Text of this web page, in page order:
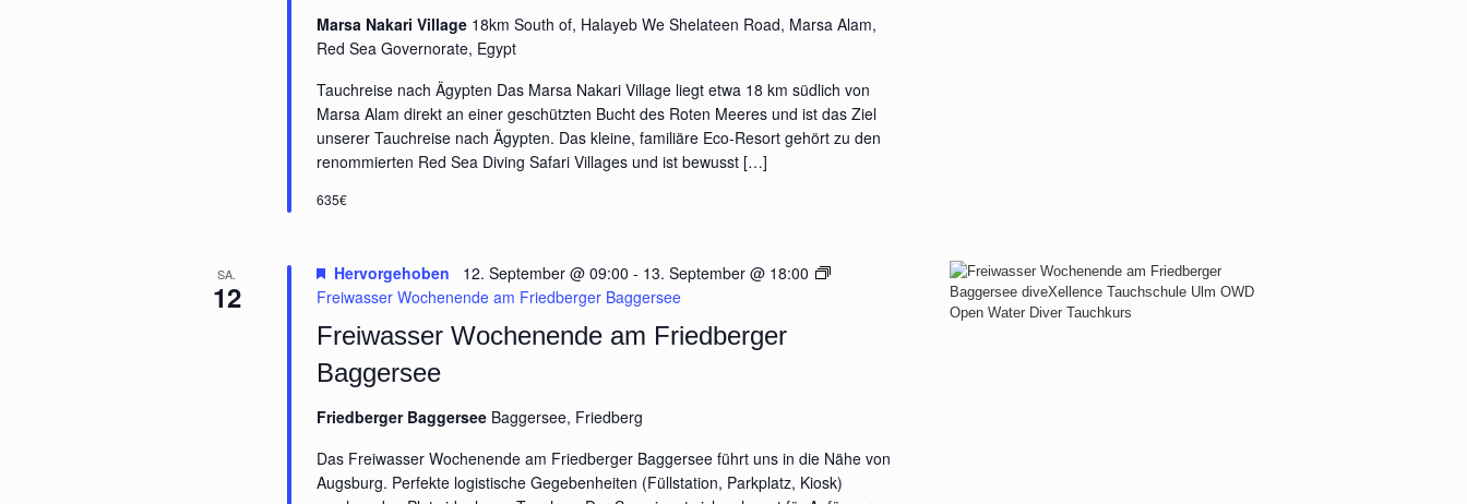
Marsa Nakari Village 18km South of, Halayeb We Shelateen Road, Marsa Alam,
Red Sea Governorate, Egypt
Tauchreise nach Ägypten Das Marsa Nakari Village liegt etwa 18 km südlich von
Marsa Alam direkt an einer geschützten Bucht des Roten Meeres und ist das Ziel
unserer Tauchreise nach Ägypten. Das kleine, familiäre Eco-Resort gehört zu den
renommierten Red Sea Diving Safari Villages und ist bewusst […]
635€
SA.
12
Freiwasser Wochenende am Friedberger
Baggersee
Hervorgehoben 12. September @ 09:00 - 13. September @ 18:00
Freiwasser Wochenende am Friedberger Baggersee
Friedberger Baggersee Baggersee, Friedberg
Das Freiwasser Wochenende am Friedberger Baggersee führt uns in die Nähe von
Augsburg. Perfekte logistische Gegebenheiten (Füllstation, Parkplatz, Kiosk)